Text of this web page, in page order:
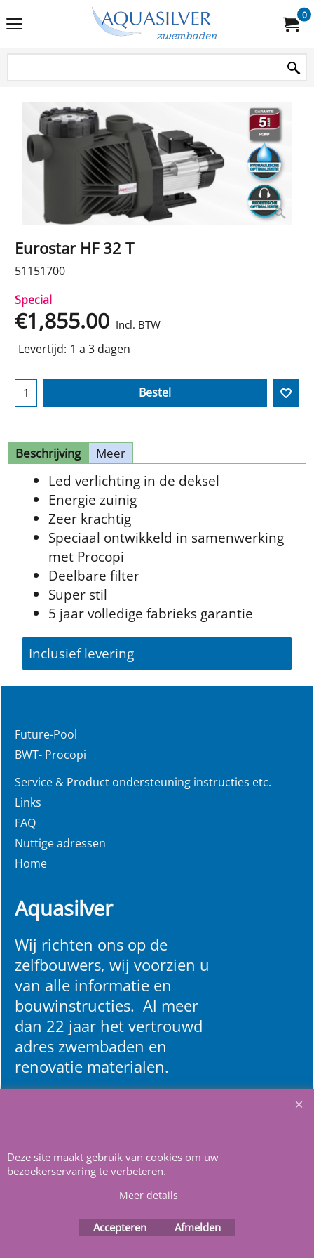
0
Eurostar HF 32 T
51151700
Special
€1,855.00 Incl. BTW
Levertijd: 1 a 3 dagen
Bestel
Beschrijving Meer
Led verlichting in de deksel
Energie zuinig
Zeer krachtig
Speciaal ontwikkeld in samenwerking
met Procopi
Deelbare filter
Super stil
5 jaar volledige fabrieks garantie
Inclusief levering
Future-Pool
BWT- Procopi
Service & Product ondersteuning instructies etc.
Links
FAQ
Nuttige adressen
Home
Aquasilver
Wij richten ons op de
zelfbouwers, wij voorzien u
van alle informatie en
bouwinstructies. Al meer
dan 22 jaar het vertrouwd
adres zwembaden en
renovatie materialen.
Webwinkel gemaakt met
ShopFactory webwinkel
Deze site maakt gebruik van cookies om uw
bezoekerservaring te verbeteren.
Meer details
Accepteren Afmelden